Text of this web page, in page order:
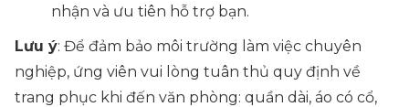
nhận và ưu tiên hỗ trợ bạn.
Lưu ý: Để đảm bảo môi trường làm việc chuyên
nghiệp, ứng viên vui lòng tuân thủ quy định về
trang phục khi đến văn phòng: quần dài, áo có cổ,